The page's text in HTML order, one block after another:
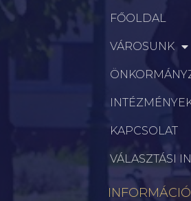
FŐOLDAL
VÁROSUNK
KAPCSOLAT
VÁLASZTÁSI